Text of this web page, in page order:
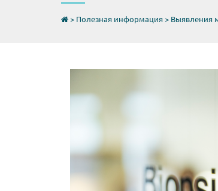
> Полезная информация > Выявления